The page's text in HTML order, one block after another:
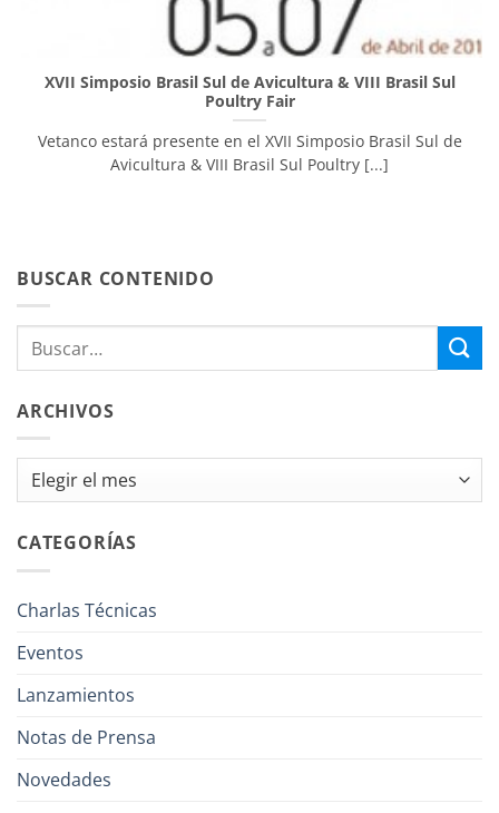
XVII Simposio Brasil Sul de Avicultura & VIII Brasil Sul
Poultry Fair
Vetanco estará presente en el XVII Simposio Brasil Sul de
Avicultura & VIII Brasil Sul Poultry [...]
BUSCAR CONTENIDO
ARCHIVOS
Archivos
CATEGORÍAS
Charlas Técnicas
Eventos
Lanzamientos
Notas de Prensa
Novedades